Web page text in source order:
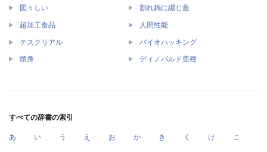
図々しい 割れ鍋に綴じ蓋
超加工食品 人間性能
テスクリアル バイオハッキング
頭身 ディノバルド亜種
すべての辞書の索引
あ い う え お か き く け こ